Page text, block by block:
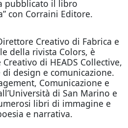
pubblicato il libro
con Corraini Editore.
Creativo di Fabrica e
della rivista Colors, è
di HEADS Collective,
design e comunicazione.
Comunicazione e
di San Marino e
libri di immagine e
e narrativa.